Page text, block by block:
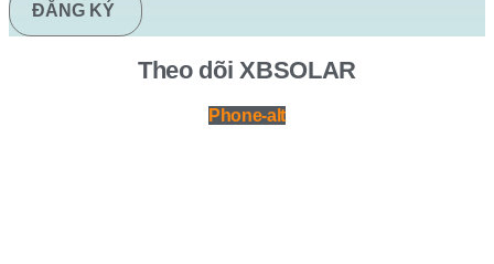
ĐĂNG KÝ
Theo dõi XBSOLAR
Phone-alt